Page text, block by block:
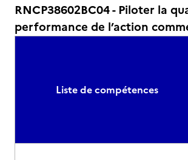
RNCP38602BC04 - Piloter la
performance de l’action
Liste de compétences